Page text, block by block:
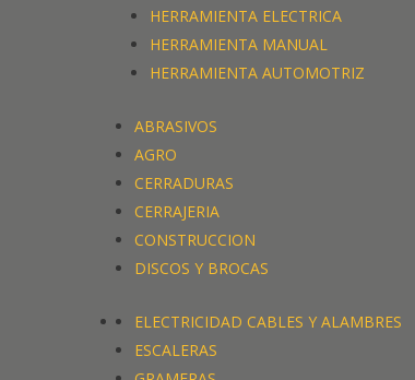
HERRAMIENTA ELECTRICA
HERRAMIENTA MANUAL
HERRAMIENTA AUTOMOTRIZ
ABRASIVOS
AGRO
CERRADURAS
CERRAJERIA
CONSTRUCCION
DISCOS Y BROCAS
ELECTRICIDAD CABLES Y ALAMBRES
ESCALERAS